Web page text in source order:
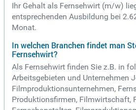
Ihr Gehalt als Fernsehwirt (m/w)
entsprechenden Ausbildung bei
Monat.
In welchen Branchen findet man
Fernsehwirt?
Als Fernsehwirt finden Sie z.B. in
Arbeitsgebieten und Unternehmen
Filmproduktionsunternehmen,
Produktionsfirmen, Filmwirtschaft,